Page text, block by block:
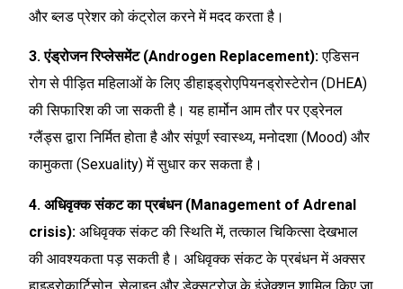
और ब्लड प्रेशर को कंट्रोल करने में मदद करता है।
3. एंड्रोजन रिप्लेसमेंट (Androgen Replacement):एडिसन
रोग से पीड़ित महिलाओं के लिए डीहाइड्रोएपियनड्रोस्टेरोन (DHEA)
की सिफारिश की जा सकती है। यह हार्मोन आम तौर पर एड्रेनल
ग्लैंड्स द्वारा निर्मित होता है और संपूर्ण स्वास्थ्य, मनोदशा (Mood) और
कामुकता (Sexuality) में सुधार कर सकता है।
4. अधिवृक्क संकट का प्रबंधन (Management of Adrenal
crisis): अधिवृक्क संकट की स्थिति में, तत्काल चिकित्सा देखभाल
की आवश्यकता पड़ सकती है। अधिवृक्क संकट के प्रबंधन में अक्सर